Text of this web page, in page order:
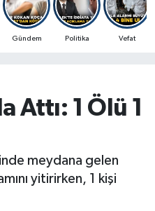
Gündem Politika Vefat
Attı: 1 Ölü 1
meydana gelen
yitirirken, 1 kişi